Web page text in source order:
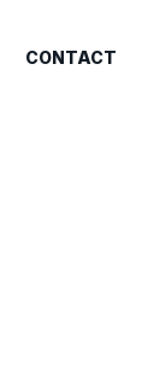
CONTACT